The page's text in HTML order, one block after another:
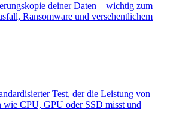
deiner Daten – wichtig zum
Ransomware und versehentlichem
Test, der die Leistung von
CPU, GPU oder SSD misst und